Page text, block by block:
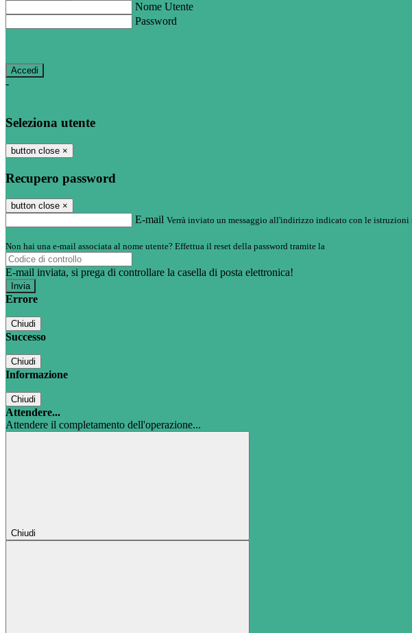
Nome Utente
Password
-
Seleziona utente
button close ×
Recupero password
button close ×
E-mail Verrà inviato un messaggio all'indirizzo indicato con le istruzioni
Non hai una e-mail associata al nome utente? Effettua il reset della password tramite la
E-mail inviata, si prega di controllare la casella di posta elettronica!
Errore
Chiudi
Successo
Chiudi
Informazione
Chiudi
Attendere...
Attendere il completamento dell'operazione...
Chiudi